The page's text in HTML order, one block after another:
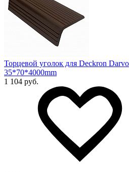
Торцевой уголок для Deckron
35*70*4000mm
1 104 руб.